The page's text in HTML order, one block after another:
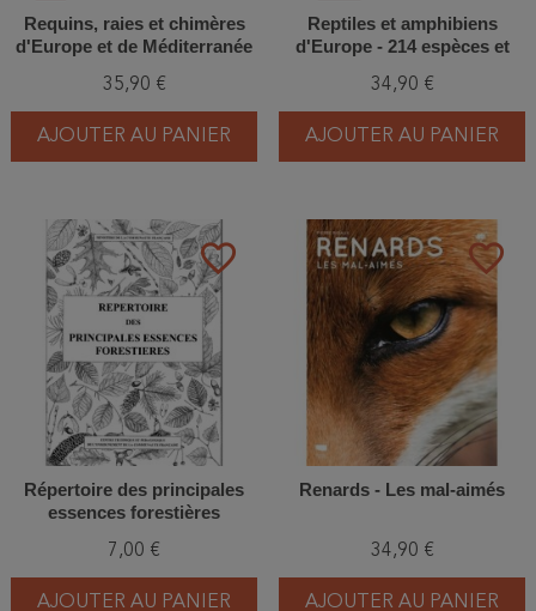
Requins, raies et chimères
d'Europe et de Méditerranée
35,90 €
AJOUTER AU PANIER
Reptiles et amphibiens
d'Europe - 214 espèces et
34,90 €
AJOUTER AU PANIER
favorite_border
Répertoire des principales
essences forestières
7,00 €
AJOUTER AU PANIER
favorite_border
Renards - Les mal-aimés
34,90 €
AJOUTER AU PANIER